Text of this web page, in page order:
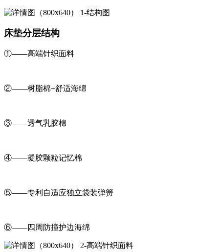
床垫分层结构
①——高端针织面料
②——树脂棉+舒适海绵
③——透气乳胶棉
④——凝胶颗粒记忆棉
⑤——专利自适应独立袋装弹簧
⑥——四周防撞护边海绵